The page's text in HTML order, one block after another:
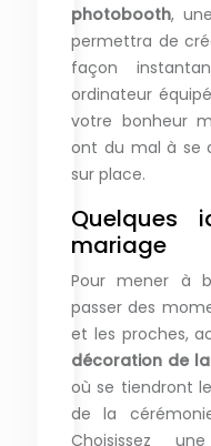
photobooth,
permettra de
façon
ordinateur
votre bonheur
ont du mal à se
sur place.
Quelques
mariage
Pour mener à
passer des
et les proches,
décoration de
où se tiendront
de la
Choisissez